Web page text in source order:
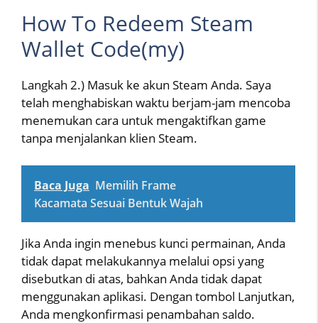
How To Redeem Steam
Wallet Code(my)
Langkah 2.) Masuk ke akun Steam Anda. Saya
telah menghabiskan waktu berjam-jam mencoba
menemukan cara untuk mengaktifkan game
tanpa menjalankan klien Steam.
Baca Juga Memilih Frame
Kacamata Sesuai Bentuk Wajah
Jika Anda ingin menebus kunci permainan, Anda
tidak dapat melakukannya melalui opsi yang
disebutkan di atas, bahkan Anda tidak dapat
menggunakan aplikasi. Dengan tombol Lanjutkan,
Anda mengkonfirmasi penambahan saldo.